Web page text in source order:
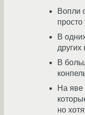
Вопли
просто
В
других
В
На яве
но